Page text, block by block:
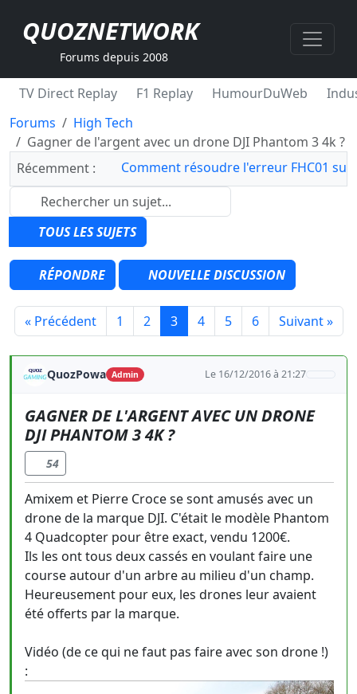
QUOZNETWORK
Forums depuis 2008
TV Direct Replay F1 Replay HumourDuWeb
Forums
High Tech
Gagner de l'argent avec un drone DJI Phantom 3 4k ?
Récemment :
Comment résoudre l'erreur FHC01 sur
TOUS LES SUJETS
RÉPONDRE NOUVELLE DISCUSSION
« Précédent 1 2 3 4 5 6 Suivant »
QuozPowa Admin Le 16/12/2016 à 21:27
GAGNER DE L'ARGENT AVEC UN DRONE
DJI PHANTOM 3 4K ?
54
Amixem et Pierre Croce se sont amusés avec un
drone de la marque DJI. C'était le modèle Phantom
4 Quadcopter pour être exact, vendu 1200€.
Ils les ont tous deux cassés en voulant faire une
course autour d'un arbre au milieu d'un champ.
Heureusement pour eux, les drones leur avaient
été offerts par la marque.
Vidéo (de ce qui ne faut pas faire avec son drone !)
: